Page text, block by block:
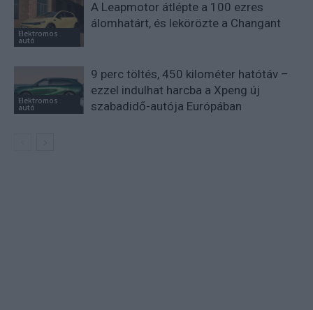
Elektromos
autó
A Leapmotor átlépte a 100 ezres
álomhatárt, és lekörözte a Changant
Elektromos
autó
9 perc töltés, 450 kilométer hatótáv –
ezzel indulhat harcba a Xpeng új
szabadidő-autója Európában